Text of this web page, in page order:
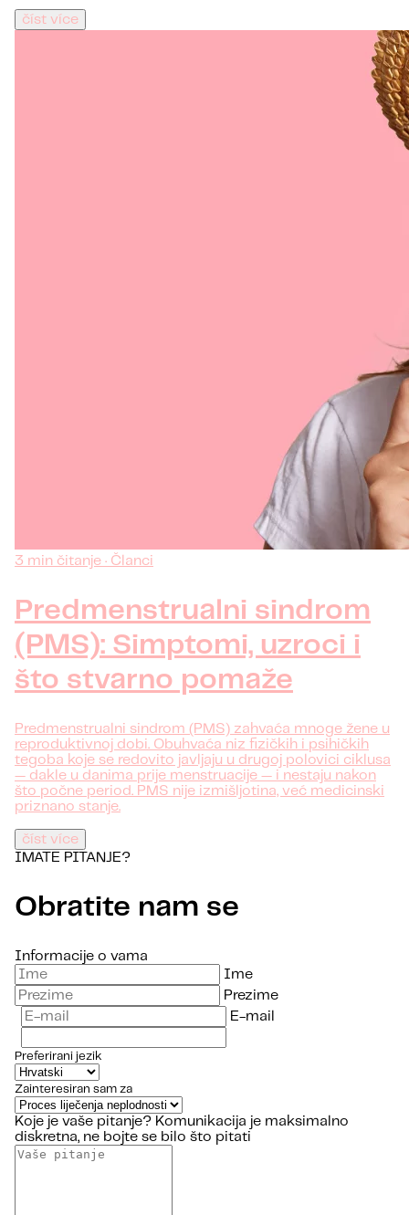
číst více
3 min čitanje · Članci
Predmenstrualni sindrom
(PMS): Simptomi, uzroci i
što stvarno pomaže
Predmenstrualni sindrom (PMS) zahvaća mnoge žene u
reproduktivnoj dobi. Obuhvaća niz fizičkih i psihičkih
tegoba koje se redovito javljaju u drugoj polovici ciklusa
— dakle u danima prije menstruacije — i nestaju nakon
što počne period. PMS nije izmišljotina, već medicinski
priznano stanje.
číst více
IMATE PITANJE?
Obratite nam se
Informacije o vama
Ime
Prezime
E-mail
Preferirani jezik
Zainteresiran sam za
Koje je vaše pitanje? Komunikacija je maksimalno
diskretna, ne bojte se bilo što pitati